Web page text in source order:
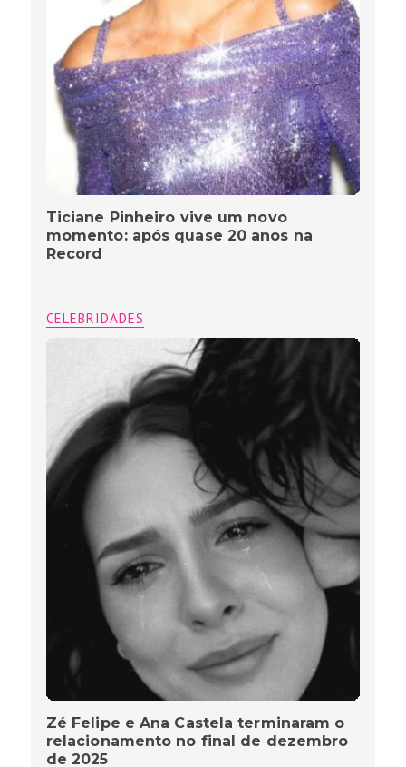
Ticiane Pinheiro vive um novo
momento: após quase 20 anos na
Record
CELEBRIDADES
Zé Felipe e Ana Castela terminaram o
relacionamento no final de dezembro
de 2025